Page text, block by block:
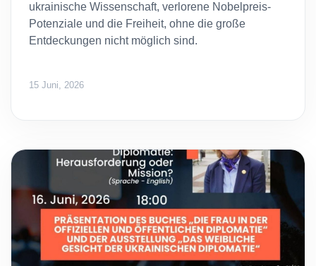
ukrainische Wissenschaft, verlorene Nobelpreis-
Potenziale und die Freiheit, ohne die große
Entdeckungen nicht möglich sind.
15 Juni, 2026